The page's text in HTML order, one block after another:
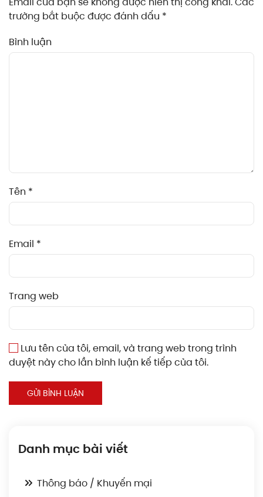
trường bắt buộc được đánh dấu *
Bình luận
Tên *
Email *
Trang web
Lưu tên của tôi, email, và trang web trong trình
duyệt này cho lần bình luận kế tiếp của tôi.
GỬI BÌNH LUẬN
Danh mục bài viết
Thông báo / Khuyến mại